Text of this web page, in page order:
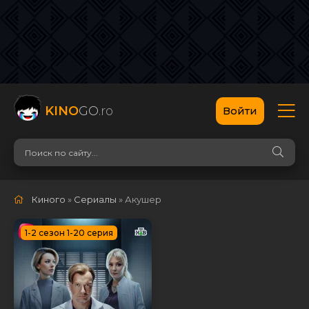
KINOGO.ro Войти
Киного » Сериалы » Акушер
1-2 сезон 1-20 серия